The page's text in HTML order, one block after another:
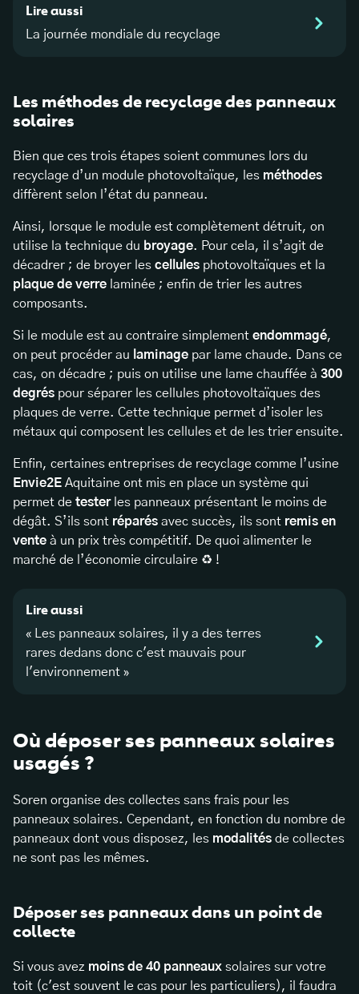
Lire aussi
La journée mondiale du recyclage
Les méthodes de recyclage des panneaux
solaires
Bien que ces trois étapes soient communes lors du
recyclage d’un module photovoltaïque, les méthodes
diffèrent selon l’état du panneau.
Ainsi, lorsque le module est complètement détruit, on
utilise la technique du broyage. Pour cela, il s’agit de
décadrer ; de broyer les cellules photovoltaïques et la
plaque de verre laminée ; enfin de trier les autres
composants.
Si le module est au contraire simplement endommagé,
on peut procéder au laminage par lame chaude. Dans ce
cas, on décadre ; puis on utilise une lame chauffée à 300
degrés pour séparer les cellules photovoltaïques des
plaques de verre. Cette technique permet d’isoler les
métaux qui composent les cellules et de les trier ensuite.
Enfin, certaines entreprises de recyclage comme l’usine
Envie2E Aquitaine ont mis en place un système qui
permet de testerles panneaux présentant le moins de
dégât. S’ils sont réparés avec succès, ils sont remis en
vente à un prix très compétitif. De quoi alimenter le
marché de l’économie circulaire ♻️ !
Lire aussi
« Les panneaux solaires, il y a des terres
rares dedans donc c'est mauvais pour
l'environnement »
Où déposer ses panneaux solaires
usagés ?
Soren organise des collectes sans frais pour les
panneaux solaires. Cependant, en fonction du nombre de
panneaux dont vous disposez, les modalités de collectes
ne sont pas les mêmes.
Déposer ses panneaux dans un point de
collecte
Si vous avez moins de 40 panneaux solaires sur votre
toit (c'est souvent le cas pour les particuliers), il faudra